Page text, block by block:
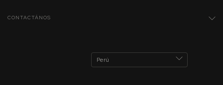
CONTACTÁNOS